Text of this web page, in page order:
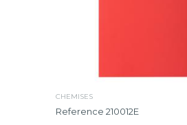
CHEMISES
Reference 210012E